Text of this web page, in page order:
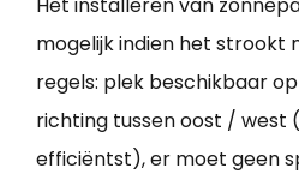
mogelijk indien het strookt
regels: plek beschikbaar
richting tussen oost / west
efficiëntst), er moet geen